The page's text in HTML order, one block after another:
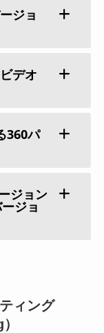
ジョ
デオ
360パ
ジョン
ジョ
ィング